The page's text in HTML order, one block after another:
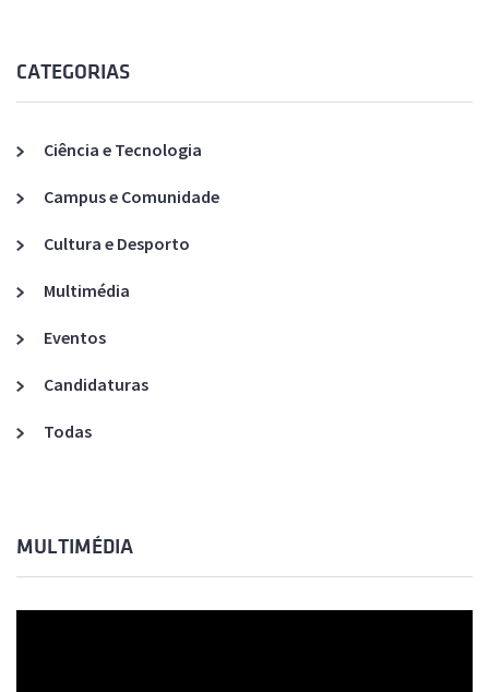
CATEGORIAS
Ciência e Tecnologia
Campus e Comunidade
Cultura e Desporto
Multimédia
Eventos
Candidaturas
Todas
MULTIMÉDIA